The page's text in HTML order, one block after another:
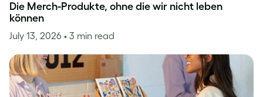
Die Merch-Produkte, ohne die wir nicht leben
können
July 13, 2026 • 3 min read